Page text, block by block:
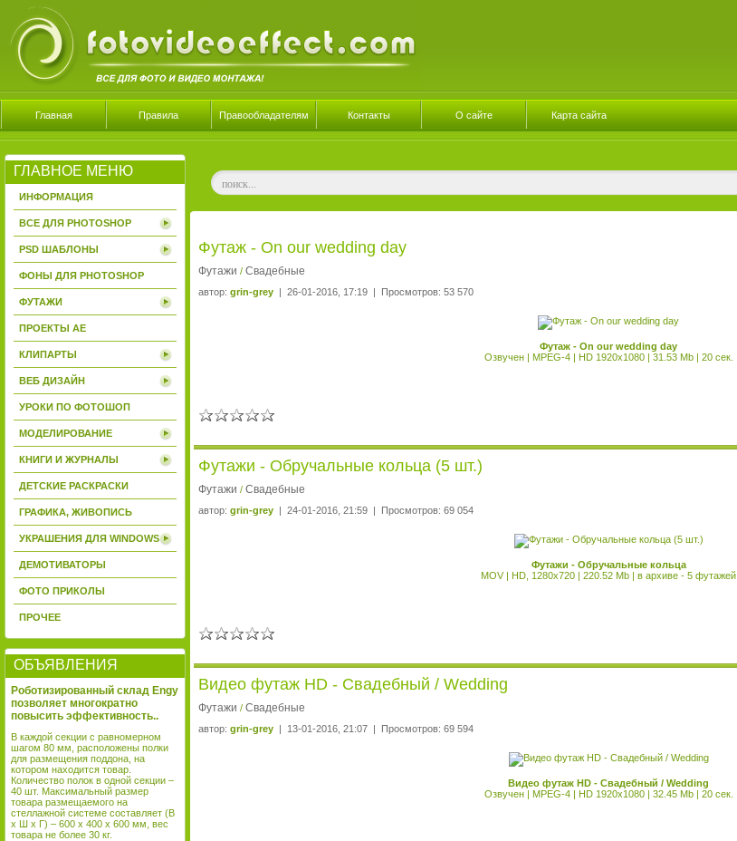
Главная Правила Правообладателям Контакты О сайте Карта сайта
ГЛАВНОЕ МЕНЮ
ИНФОРМАЦИЯ
ВСЕ ДЛЯ PHOTOSHOP
PSD ШАБЛОНЫ
ФОНЫ ДЛЯ PHOTOSHOP
ФУТАЖИ
ПРОЕКТЫ AE
КЛИПАРТЫ
ВЕБ ДИЗАЙН
УРОКИ ПО ФОТОШОП
МОДЕЛИРОВАНИЕ
КНИГИ И ЖУРНАЛЫ
ДЕТСКИЕ РАСКРАСКИ
ГРАФИКА, ЖИВОПИСЬ
УКРАШЕНИЯ ДЛЯ WINDOWS
ДЕМОТИВАТОРЫ
ФОТО ПРИКОЛЫ
ПРОЧЕЕ
ОБЪЯВЛЕНИЯ
Роботизированный склад Engy
позволяет многократно
повысить эффективность..
В каждой секции с равномерном
шагом 80 мм, расположены полки
для размещения поддона, на
котором находится товар.
Количество полок в одной секции –
40 шт. Максимальный размер
товара размещаемого на
стеллажной системе составляет (В
х Ш х Г) – 600 х 400 х 600 мм, вес
товара не более 30 кг.
Футаж - On our wedding day
Футажи / Свадебные
автор: grin-grey | 26-01-2016, 17:19 | Просмотров: 53 570
Футаж - On our wedding day
Озвучен | MPEG-4 | HD 1920x1080 | 31.53 Mb | 20 сек.
Футажи - Обручальные кольца (5 шт.)
Футажи / Свадебные
автор: grin-grey | 24-01-2016, 21:59 | Просмотров: 69 054
Футажи - Обручальные кольца
MOV | HD, 1280x720 | 220.52 Mb | в архиве - 5 футажей
Видео футаж HD - Свадебный / Wedding
Футажи / Свадебные
автор: grin-grey | 13-01-2016, 21:07 | Просмотров: 69 594
Видео футаж HD - Свадебный / Wedding
Озвучен | MPEG-4 | HD 1920x1080 | 32.45 Mb | 20 сек.